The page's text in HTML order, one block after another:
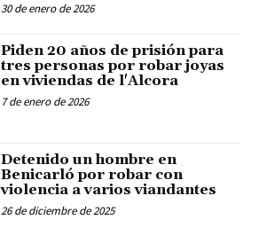
30 de enero de 2026
Piden 20 años de prisión para
tres personas por robar joyas
en viviendas de l'Alcora
7 de enero de 2026
Detenido un hombre en
Benicarló por robar con
violencia a varios viandantes
26 de diciembre de 2025